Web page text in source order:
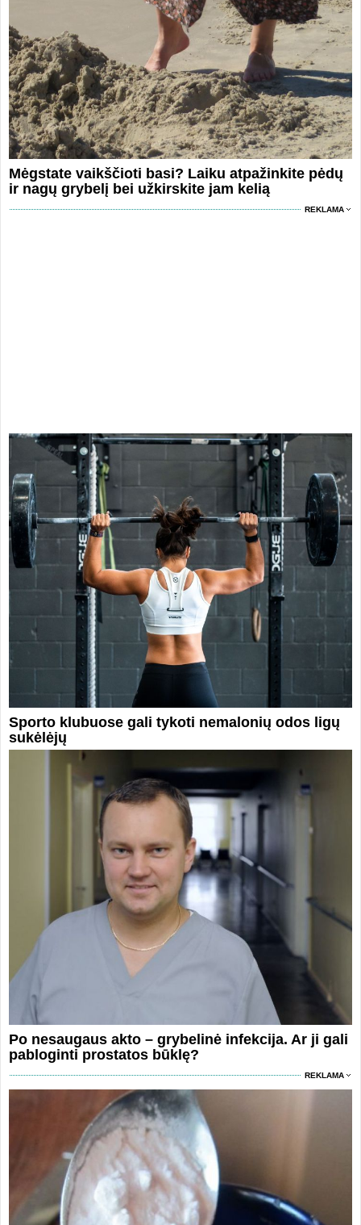
Mėgstate vaikščioti basi? Laiku atpažinkite pėdų
ir nagų grybelį bei užkirskite jam kelią
REKLAMA
Sporto klubuose gali tykoti nemalonių odos ligų
sukėlėjų
Po nesaugaus akto – grybelinė infekcija. Ar ji gali
pabloginti prostatos būklę?
REKLAMA